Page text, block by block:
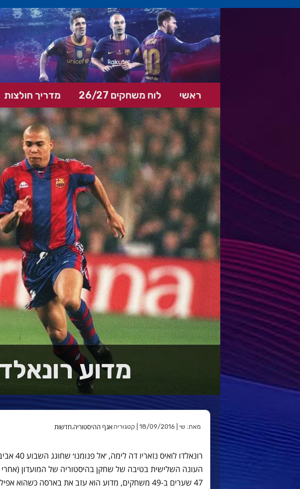
ראשי לוח משחקים 26/27 מדריך חולצות
מדוע
מאת: שי | 18/09/2016 | קטגוריה: אגף ההיסטוריה,חדשות
רונאלדו
העונה השלישית בטיבה של שחקן בהיסטוריה של המועדון (אחרי
47 שערים ב-49 משחקים, מדוע הוא עזב את בארסה כשהוא